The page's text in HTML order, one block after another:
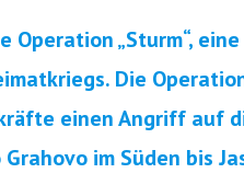
„Sturm“,
Die
einen Angriff auf
im Süden bis